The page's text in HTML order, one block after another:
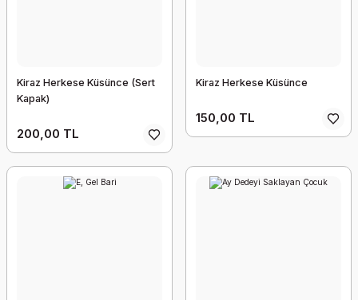
Kiraz Herkese Küsünce (Sert
Kapak)
200,00 TL
Kiraz Herkese Küsünce
150,00 TL